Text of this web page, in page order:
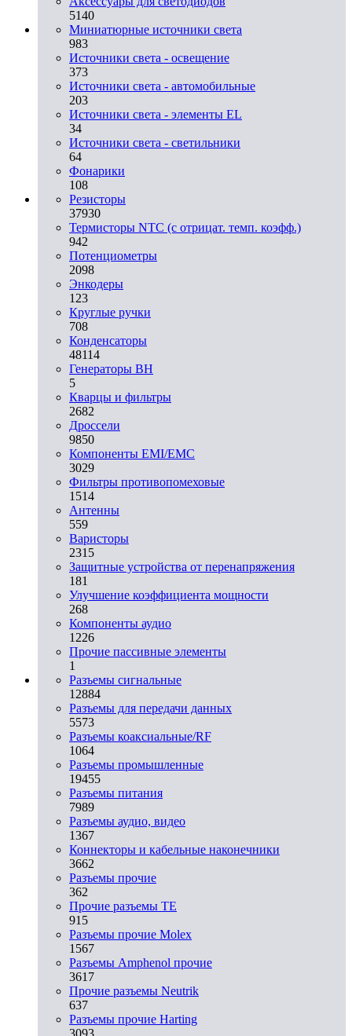
5140
Миниатюрные источники света
983
Источники света - освещение
373
Источники света - автомобильные
203
Источники света - элементы EL
34
Источники света - светильники
64
Фонарики
108
Резисторы
37930
Термисторы NTC (с отрицат. темп. коэфф.)
942
Потенциометры
2098
Энкодеры
123
Круглые ручки
708
Конденсаторы
48114
Генераторы ВН
5
Кварцы и фильтры
2682
Дроссели
9850
Компоненты EMI/EMC
3029
Фильтры противопомеховые
1514
Антенны
559
Варисторы
2315
Защитные устройства от перенапряжения
181
Улучшение коэффициента мощности
268
Компоненты аудио
1226
Прочие пассивные элементы
1
Разъeмы сигнальные
12884
Разъeмы для передачи данных
5573
Разъeмы коаксиальные/RF
1064
Разъeмы промышленные
19455
Разъeмы питания
7989
Разъeмы аудио, видео
1367
Коннекторы и кабельные наконечники
3662
Разъeмы прочие
362
Прочие разъемы TE
915
Разъемы прочие Molex
1567
Разъемы Amphenol прочие
3617
Прочие разъемы Neutrik
637
Разъемы прочие Harting
3093